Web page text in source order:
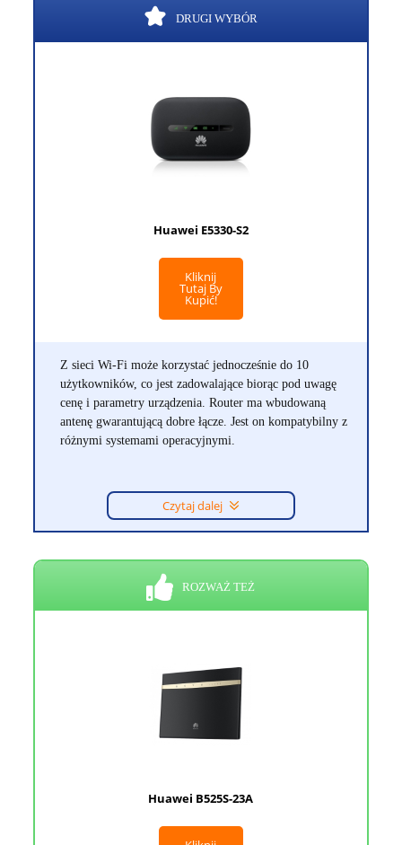
DRUGI WYBÓR
Huawei E5330-S2
Kliknij
Tutaj By
Kupić!
Z sieci Wi-Fi może korzystać jednocześnie do 10
użytkowników, co jest zadowalające biorąc pod uwagę
cenę i parametry urządzenia. Router ma wbudowaną
antenę gwarantującą dobre łącze. Jest on kompatybilny z
różnymi systemami operacyjnymi.
Czytaj dalej
ROZWAŻ TEŻ
Huawei B525S-23A